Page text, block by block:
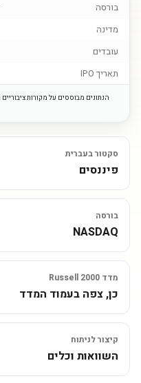
בורסה
מדינה
עובדים
תאריך IPO
סקטור בעברית
פיננסים
בורסה
NASDAQ
מדד Russell 2000
כן, צפה בעמוד המדד
קיצור לניתוח
השוואות וכלים